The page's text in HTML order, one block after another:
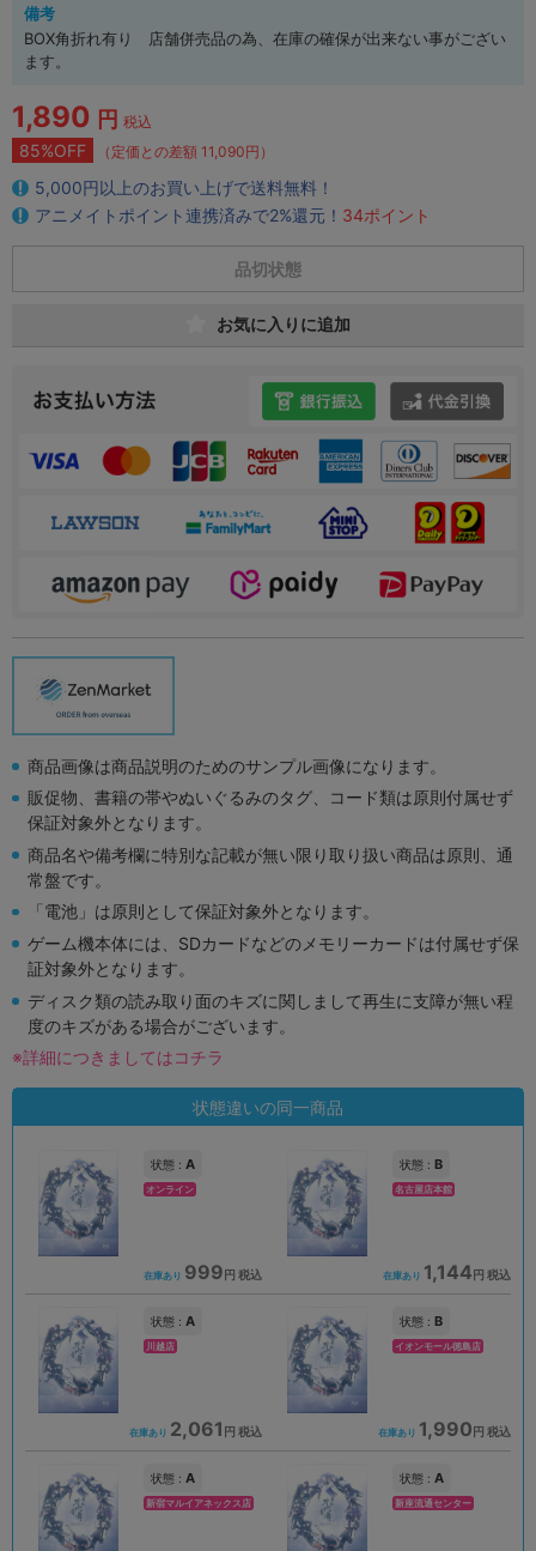
備考
BOX角折れ有り 店舗併売品の為、在庫の確保が出来ない事がござい
ます。
1,890 円 税込
85%OFF （定価との差額 11,090円）
5,000円以上のお買い上げで送料無料！
アニメイトポイント連携済みで2%還元！ 34ポイント
品切状態
お気に入りに追加
商品画像は商品説明のためのサンプル画像になります。
販促物、書籍の帯やぬいぐるみのタグ、コード類は原則付属せず
保証対象外となります。
商品名や備考欄に特別な記載が無い限り取り扱い商品は原則、通
常盤です。
「電池」は原則として保証対象外となります。
ゲーム機本体には、SDカードなどのメモリーカードは付属せず保
証対象外となります。
ディスク類の読み取り面のキズに関しまして再生に支障が無い程
度のキズがある場合がございます。
※詳細につきましてはコチラ
状態違いの同一商品
状態 : A
オンライン
在庫あり 999 円 税込
状態 : B
名古屋店本館
在庫あり 1,144 円 税込
状態 : A
川越店
在庫あり 2,061 円 税込
状態 : B
イオンモール徳島店
在庫あり 1,990 円 税込
状態 : A
新宿マルイアネックス店
状態 : A
新座流通センター